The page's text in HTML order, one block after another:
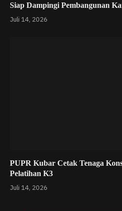
Siap Dampingi Pembangunan
Juli 14, 2026
PUPR Kubar Cetak Tenaga
Pelatihan K3
Juli 14, 2026